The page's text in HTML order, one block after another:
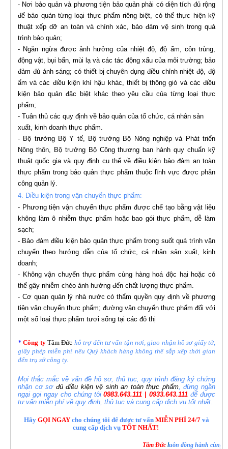
- Nơi bảo quản và phương tiện bảo quản phải có diện tích đủ rộng
để bảo quản từng loại thực phẩm riêng biệt, có thể thực hiện kỹ
thuật xếp dỡ an toàn và chính xác, bảo đảm vệ sinh trong quá
trình bảo quản;
- Ngăn ngừa được ảnh hưởng của nhiệt độ, độ ẩm, côn trùng,
động vật, bụi bẩn, mùi lạ và các tác động xấu của môi trường; bảo
đảm đủ ánh sáng; có thiết bị chuyên dụng điều chỉnh nhiệt độ, độ
ẩm và các điều kiện khí hậu khác, thiết bị thông gió và các điều
kiện bảo quản đặc biệt khác theo yêu cầu của từng loại thực
phẩm;
- Tuân thủ các quy định về bảo quản của tổ chức, cá nhân sản
xuất, kinh doanh thực phẩm.
- Bộ trưởng Bộ Y tế, Bộ trưởng Bộ Nông nghiệp và Phát triển
Nông thôn, Bộ trưởng Bộ Công thương ban hành quy chuẩn kỹ
thuật quốc gia và quy định cụ thể về điều kiện bảo đảm an toàn
thực phẩm trong bảo quản thực phẩm thuộc lĩnh vực được phân
công quản lý.
4. Điều kiện trong vận chuyển thực phẩm:
- Phương tiện vận chuyển thực phẩm được chế tạo bằng vật liệu
không làm ô nhiễm thực phẩm hoặc bao gói thực phẩm, dễ làm
sạch;
- Bảo đảm điều kiện bảo quản thực phẩm trong suốt quá trình vận
chuyển theo hướng dẫn của tổ chức, cá nhân sản xuất, kinh
doanh;
- Không vận chuyển thực phẩm cùng hàng hoá độc hại hoặc có
thể gây nhiễm chéo ảnh hưởng đến chất lượng thực phẩm.
- Cơ quan quản lý nhà nước có thẩm quyền quy định về phương
tiện vận chuyển thực phẩm; đường vận chuyển thực phẩm đối với
một số loại thực phẩm tươi sống tại các đô thị
*Công tyTâm Đức hỗ trợ đến tư vấn tận nơi, giao nhận hồ sơ giấy tờ,
giấy phép miễn phí nếu Quý khách hàng không thể sắp xếp thời gian
đến trụ sở công ty.
Mọi thắc mắc về vấn đề hồ sơ, thủ tục, quy trình đăng ký chứng
nhận cơ sơ đủ điều kiện vệ sinh an toàn thực phẩm, đừng ngần
ngại gọi ngay cho chúng tôi 0983.643.111 | 0933.643.111để được
tư vấn miễn phí về quy định, thủ tục và cung cấp dịch vụ tốt nhất.
Hãy GỌI NGAY cho chúng tôi để được tư vấn MIỄN PHÍ 24/7 và
cung cấp dịch vụ TỐT NHẤT!
Tâm Đức luôn đồng hành cùng